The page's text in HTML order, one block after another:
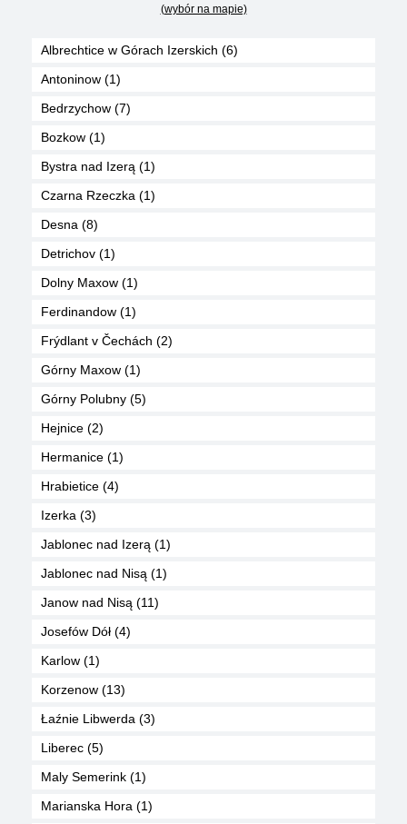
(wybór na mapie)
Albrechtice w Górach Izerskich (6)
Antoninow (1)
Bedrzychow (7)
Bozkow (1)
Bystra nad Izerą (1)
Czarna Rzeczka (1)
Desna (8)
Detrichov (1)
Dolny Maxow (1)
Ferdinandow (1)
Frýdlant v Čechách (2)
Górny Maxow (1)
Górny Polubny (5)
Hejnice (2)
Hermanice (1)
Hrabietice (4)
Izerka (3)
Jablonec nad Izerą (1)
Jablonec nad Nisą (1)
Janow nad Nisą (11)
Josefów Dół (4)
Karlow (1)
Korzenow (13)
Łaźnie Libwerda (3)
Liberec (5)
Maly Semerink (1)
Marianska Hora (1)